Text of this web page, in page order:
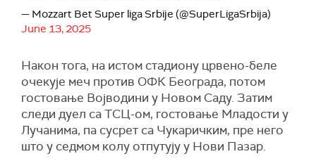
— Mozzart Bet Super liga Srbije (@SuperLigaSrbija)
June 13, 2025
Након тога, на истом стадиону црвено-беле
очекује меч против ОФК Београда, потом
гостовање Војводини у Новом Саду. Затим
следи дуел са ТСЦ-ом, гостовање Младости у
Лучанима, па сусрет са Чукаричким, пре него
што у седмом колу отпутују у Нови Пазар.